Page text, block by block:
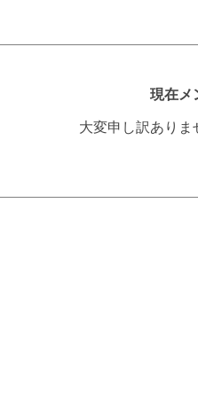
現在メ
大変申し訳あり